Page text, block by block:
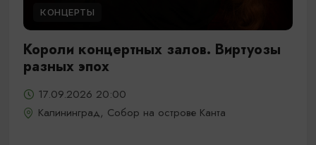
КОНЦЕРТЫ
Короли концертных залов. Виртуозы
разных эпох
17.09.2026 20:00
Калининград, Собор на острове Канта